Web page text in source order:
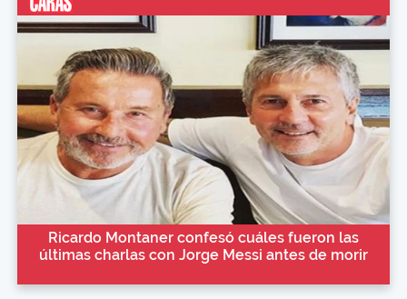
Ricardo Montaner confesó cuáles fueron las
últimas charlas con Jorge Messi antes de morir